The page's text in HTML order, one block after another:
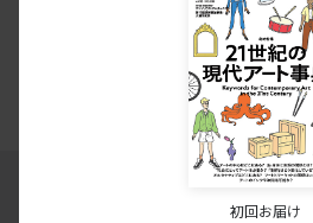
今すぐ登録する
美術手帖
MAGAZINE RANKING TOP5
初回お届け